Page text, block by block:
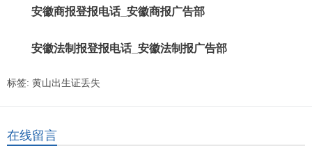
安徽商报登报电话_安徽商报广告部
安徽法制报登报电话_安徽法制报广告部
标签: 黄山出生证丢失
在线留言